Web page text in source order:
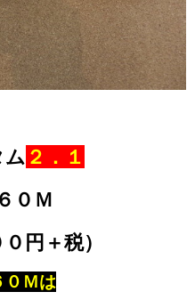
２．１
０Ｍ
円＋税）
０Ｍは